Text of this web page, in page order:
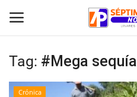
Inicio
Tag: #Mega sequía
Crónica